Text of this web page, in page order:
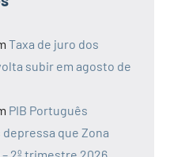
Taxa de juro dos
subir em agosto de
PIB Português
que Zona